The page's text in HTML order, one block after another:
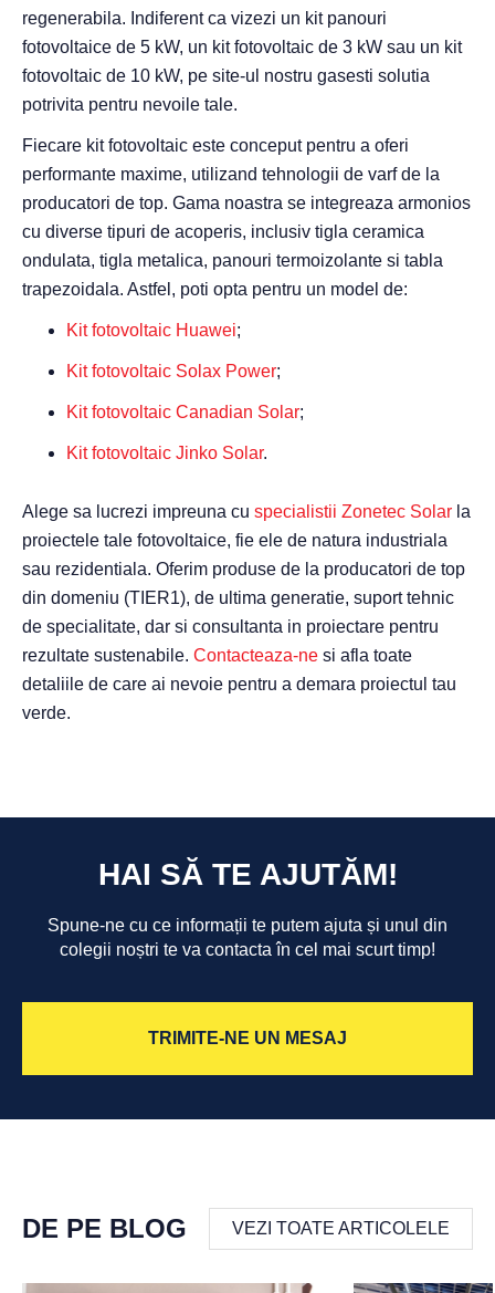
regenerabila. Indiferent ca vizezi un kit panouri
fotovoltaice de 5 kW, un kit fotovoltaic de 3 kW sau un kit
fotovoltaic de 10 kW, pe site-ul nostru gasesti solutia
potrivita pentru nevoile tale.
Fiecare kit fotovoltaic este conceput pentru a oferi
performante maxime, utilizand tehnologii de varf de la
producatori de top. Gama noastra se integreaza armonios
cu diverse tipuri de acoperis, inclusiv tigla ceramica
ondulata, tigla metalica, panouri termoizolante si tabla
trapezoidala. Astfel, poti opta pentru un model de:
Kit fotovoltaic Huawei;
Kit fotovoltaic Solax Power;
Kit fotovoltaic Canadian Solar;
Kit fotovoltaic Jinko Solar.
Alege sa lucrezi impreuna cu specialistii Zonetec Solar la
proiectele tale fotovoltaice, fie ele de natura industriala
sau rezidentiala. Oferim produse de la producatori de top
din domeniu (TIER1), de ultima generatie, suport tehnic
de specialitate, dar si consultanta in proiectare pentru
rezultate sustenabile. Contacteaza-ne si afla toate
detaliile de care ai nevoie pentru a demara proiectul tau
verde.
HAI SĂ TE AJUTĂM!
Spune-ne cu ce informații te putem ajuta și unul din
colegii noștri te va contacta în cel mai scurt timp!
TRIMITE-NE UN MESAJ
DE PE BLOG VEZI TOATE ARTICOLELE